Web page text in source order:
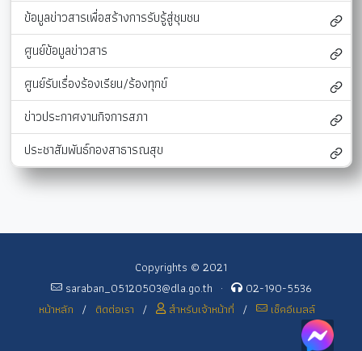
ข้อมูลข่าวสารเพื่อสร้างการรับรู้สู่ชุมชน
ศูนย์ข้อมูลข่าวสาร
ศูนย์รับเรื่องร้องเรียน/ร้องทุกข์
ข่าวประกาศงานกิจการสภา
ประชาสัมพันธ์กองสาธารณสุข
Copyrights © 2021
saraban_05120503@dla.go.th ·
02-190-5536
หน้าหลัก / ติดต่อเรา / สำหรับเจ้าหน้าที่ / เช็คอีเมลล์